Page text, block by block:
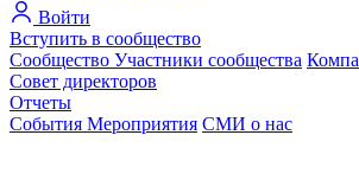
Войти
Вступить в сообщество
Сообщество Участники сообщества
Совет директоров
Отчеты
События Мероприятия СМИ о нас